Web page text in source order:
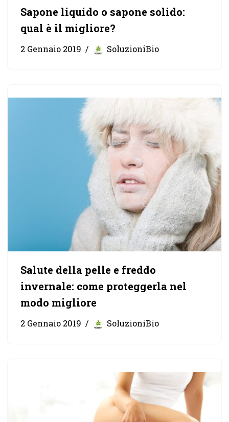
Sapone liquido o sapone solido:
qual è il migliore?
2 Gennaio 2019 SoluzioniBio
Salute della pelle e freddo
invernale: come proteggerla nel
modo migliore
2 Gennaio 2019 SoluzioniBio